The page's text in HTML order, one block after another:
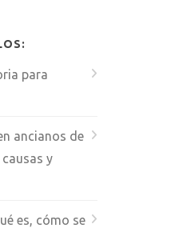
para
ancianos de
y
es, cómo se